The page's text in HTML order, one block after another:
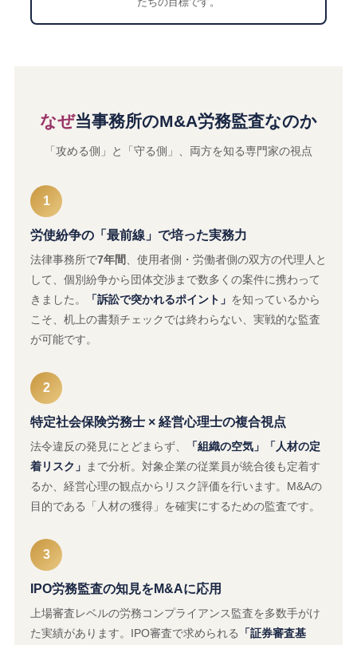
なぜ当事務所のM&A労務監査なのか
「攻める側」と「守る側」、両方を知る専門家の視点
1
労使紛争の「最前線」で培った実務力
法律事務所で7年間 、使用者側・労働者側の双方の代理人と
して、個別紛争から団体交渉まで数多くの案件に携わって
きました。
「訴訟で突かれるポイント」 を知っているから
こそ、机上の書類チェックでは終わらない、実戦的な監査
が可能です。
2
特定社会保険労務士 × 経営心理士の複合視点
法令違反の発見にとどまらず、
「組織の空気」「人材の定
着リスク」
まで分析。対象企業の従業員が統合後も定着す
るか、経営心理の観点からリスク評価を行います。M&Aの
目的である「人材の獲得」を確実にするための監査です。
3
IPO労務監査の知見をM&Aに応用
上場審査レベルの労務コンプライアンス監査を多数手がけ
た実績があります。IPO審査で求められる
「証券審査基